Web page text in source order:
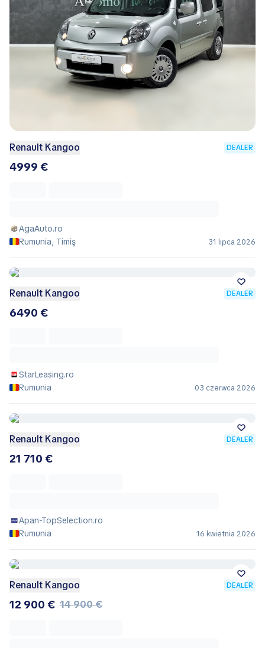
Renault Kangoo DEALER
4999 €
AgaAuto.ro
Rumunia, Timiş
31 lipca 2026
Renault Kangoo DEALER
6490 €
StarLeasing.ro
Rumunia
03 czerwca 2026
Renault Kangoo DEALER
21 710 €
Apan-TopSelection.ro
Rumunia
16 kwietnia 2026
Renault Kangoo DEALER
12 900 € 14 900 €